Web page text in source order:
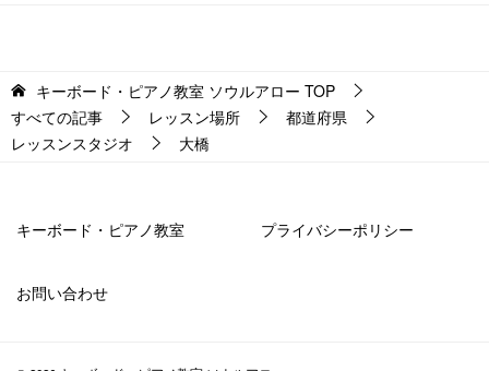
キーボード・ピアノ教室 ソウルアロー TOP
すべての記事
レッスン場所
都道府県
レッスンスタジオ
大橋
キーボード・ピアノ教室 プライバシーポリシー
お問い合わせ